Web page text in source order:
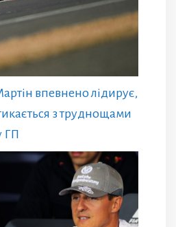
впевнено лідирує,
з труднощами
ГП